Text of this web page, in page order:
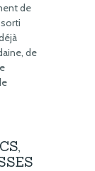
de
de